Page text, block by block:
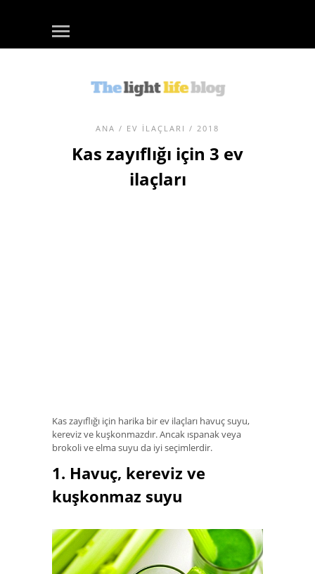
ANA / EV ILAÇLARI / 2018
Kas zayıflığı için 3 ev
ilaçları
Kas zayıflığı için harika bir ev ilaçları havuç suyu,
kereviz ve kuşkonmazdır. Ancak ıspanak veya
brokoli ve elma suyu da iyi seçimlerdir.
1. Havuç, kereviz ve
kuşkonmaz suyu